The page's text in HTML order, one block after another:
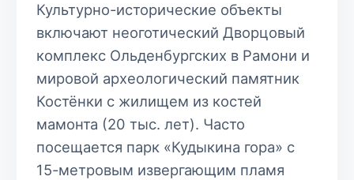
Культурно-исторические объекты
включают неоготический Дворцовый
комплекс Ольденбургских в Рамони и
мировой археологический памятник
Костёнки с жилищем из костей
мамонта (20 тыс. лет). Часто
посещается парк «Кудыкина гора» с
15-метровым извергающим пламя